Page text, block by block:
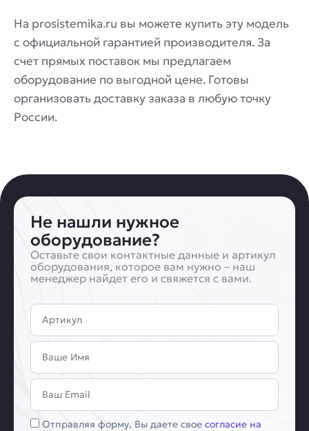
На prosistemika.ru вы можете купить эту модель
с официальной гарантией производителя. За
счет прямых поставок мы предлагаем
оборудование по выгодной цене. Готовы
организовать доставку заказа в любую точку
России.
Не нашли нужное
оборудование?
Оставьте свои контактные данные и артикул
оборудования, которое вам нужно – наш
менеджер найдет его и свяжется с вами.
Артикул
Имя
Email
Соглашение
Отправляя форму, Вы даете свое согласие на